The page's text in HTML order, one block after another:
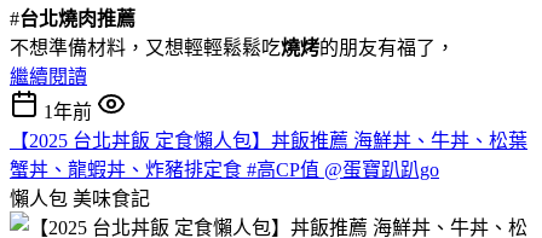
#台北燒肉推薦
不想準備材料，又想輕輕鬆鬆吃燒烤的朋友有福了，
繼續閱讀
1年前
【2025 台北丼飯 定食懶人包】丼飯推薦 海鮮丼、牛丼、松葉
蟹丼、龍蝦丼、炸豬排定食 #高CP值 @蛋寶趴趴go
懶人包 美味食記